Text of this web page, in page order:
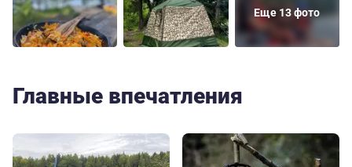
Еще 13 фото
Главные впечатления